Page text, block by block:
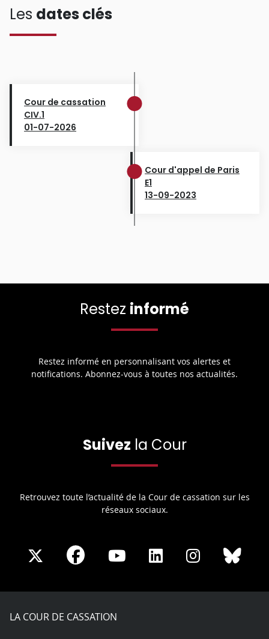
Les dates clés
Cour de cassation
CIV.1
01-07-2026
Cour d'appel de Paris
E1
13-09-2023
Restez informé
Restez informé en personnalisant vos alertes et
notifications. Abonnez-vous à toutes nos actualités.
Suivez la Cour
Retrouvez toute l’actualité de la Cour de cassation sur les
réseaux sociaux.
Share
X
Share
Facebook
Share
Youtube
Share
LinkedIn
Share
Instagram
LA COUR DE CASSATION